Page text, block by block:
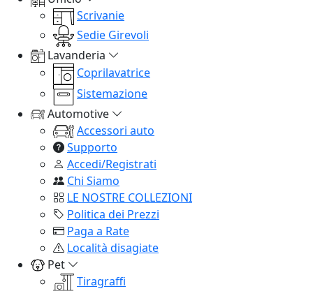
Scrivanie
Sedie Girevoli
Lavanderia
Coprilavatrice
Sistemazione
Automotive
Accessori auto
Supporto
Accedi/Registrati
Chi Siamo
LE NOSTRE COLLEZIONI
Politica dei Prezzi
Paga a Rate
Località disagiate
Pet
Tiragraffi